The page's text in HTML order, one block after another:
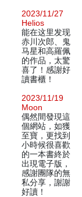
2023/11/27
Helios
能在这里发现
赤川次郎、鬼
马星和高羅佩
的作品，太驚
喜了！感謝好
讀書櫃！
2023/11/19
Moon
偶然間發現這
個網站，如獲
至寶，更找到
小時候很喜歡
的一本書終於
出現電子版，
感謝團隊的無
私分享，謝謝
好讀！